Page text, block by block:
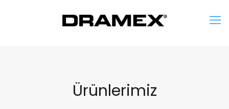
Ürünlerimiz